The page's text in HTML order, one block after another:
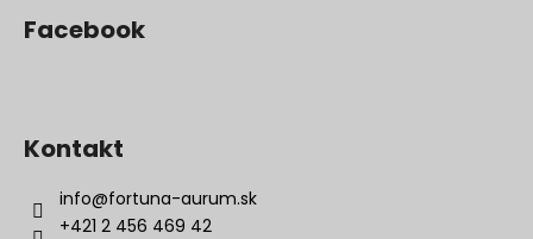
Facebook
Kontakt
info@fortuna-aurum.sk
+421 2 456 469 42